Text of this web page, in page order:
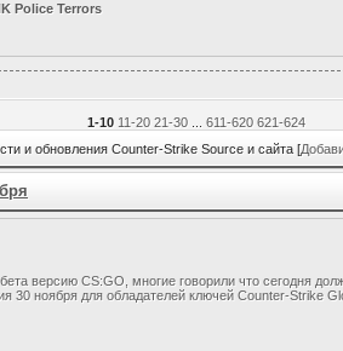
Police Terrors
1-10 11-20 21-30 611-620 621-624
и обновления Counter-Strike Source и сайта [
версию CS:GO, многие говорили что сегодня
30 ноября для обладателей ключей Counter-Strike